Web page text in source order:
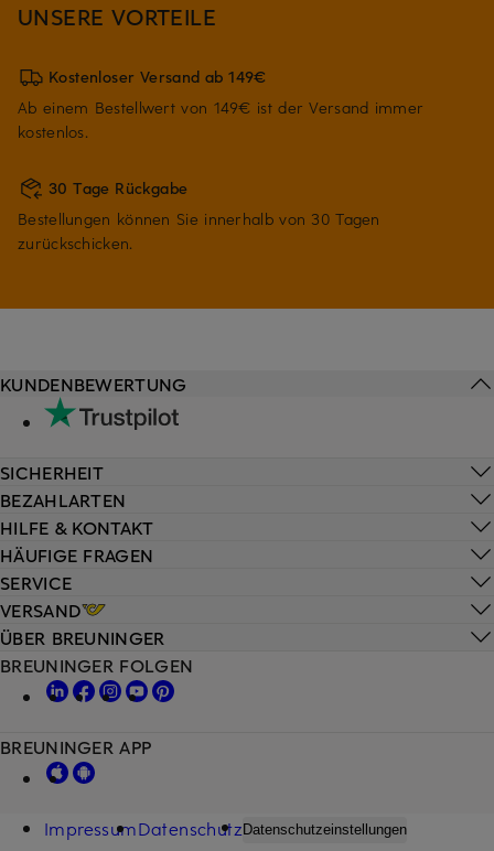
UNSERE VORTEILE
Kostenloser Versand ab 149€
Ab einem Bestellwert von 149€ ist der Versand immer
kostenlos.
30 Tage Rückgabe
Bestellungen können Sie innerhalb von 30 Tagen
zurückschicken.
HILFE & KONTAKT
HÄUFIGE FRAGEN
SERVICE
VERSAND
KUNDENBEWERTUNG
SICHERHEIT
BEZAHLARTEN
ÜBER BREUNINGER
BREUNINGER FOLGEN
BREUNINGER APP
ImpressumDatenschutz Datenschutzeinstellungen